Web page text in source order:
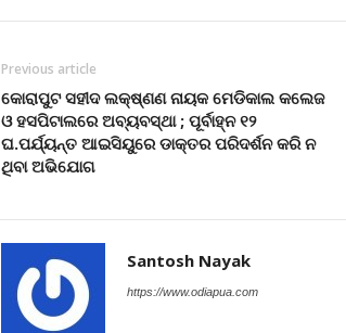
Previous article
କୋରାପୁଟ ସହୀଦ ଲକ୍ଷ୍ଣଣ ନାୟକ ମେଡିକାଲ କଲେଜ
ଓ ହସପିଟାଲରେ ଅବ୍ୟବସ୍ଥା ; ପୂର୍ବାହ୍ନ ୧୨
ଘ.ପର୍ଯ୍ୟନ୍ତ ଆଇସିୟୁରେ ଡାକ୍ତର ପରିଦର୍ଶନ କରି ନ
ଥିବା ଅଭିଯୋଗ
Santosh Nayak
https://www.odiapua.com